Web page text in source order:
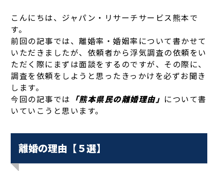
こんにちは、ジャパン・リサーチサービス熊本で
す。
前回の記事では、離婚率・婚姻率について書かせて
いただきましたが、依頼者から浮気調査の依頼をい
ただく際にまずは面談をするのですが、その際に、
調査を依頼をしようと思ったきっかけを必ずお聞き
します。
今回の記事では 「熊本県民の離婚理由」 について書
いていこうと思います。
離婚の理由【５選】